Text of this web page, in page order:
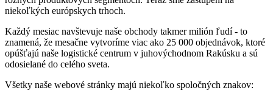
niekoľkých európskych trhoch.
Každý mesiac navštevuje naše obchody takmer milión ľudí - to
znamená, že mesačne vytvoríme viac ako 25 000 objednávok, ktoré
opúšťajú naše logistické centrum v juhovýchodnom Rakúsku a sú
odosielané do celého sveta.
Všetky naše webové stránky majú niekoľko spoločných znakov: